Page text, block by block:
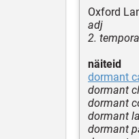
Oxford
adj
2.
näiteid
dormant
dormant
dormant
dormant
dormant